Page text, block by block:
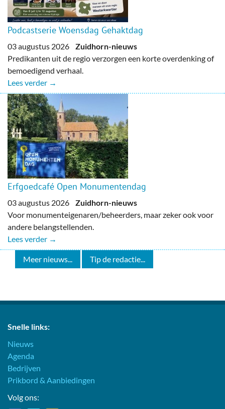
Podcastserie Woensdag Gehaktdag
03 augustus 2026 Zuidhorn-nieuws
Predikanten uit de regio verzorgen een korte overdenking of
bemoedigend verhaal.
Lees verder →
Erfgoedcafé Open Monumentendag
03 augustus 2026 Zuidhorn-nieuws
Voor monumenteigenaren/beheerders, maar zeker ook voor
andere belangstellenden.
Lees verder →
Meer nieuws... Tip de redactie...
Snelle links:
Nieuws
Agenda
Bedrijven
Prikbord & Aanbiedingen
Volg ons: